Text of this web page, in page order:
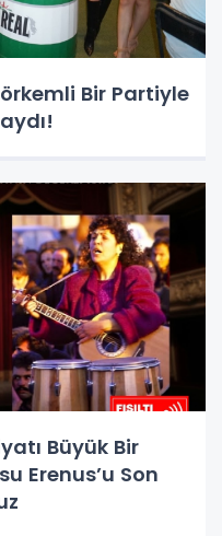
Bir Partiyle
Büyük Bir
Erenus’u Son